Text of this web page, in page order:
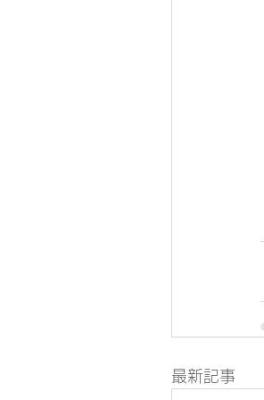
最新記事